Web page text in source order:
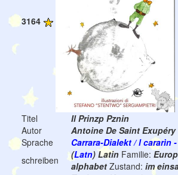
3164
Titel
Il Prinzp Pznin
Autor
Antoine De Saint Exupéry
Sprache
Carrara-Dialekt / l cararìn
schreiben
(Latn) Latin Familie:
alphabet Zustand: im